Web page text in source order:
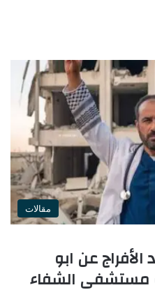
مقالات
عن ابو
مستشفى الشفاء